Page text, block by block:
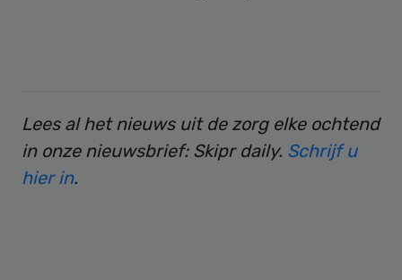
Lees al het nieuws uit de zorg elke ochtend
in onze nieuwsbrief: Skipr daily. Schrijf u
hier in.